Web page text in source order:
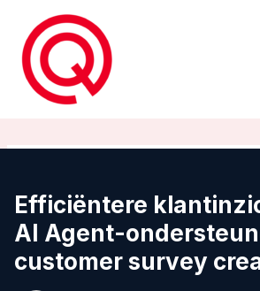
inhoud
Efficiëntere
AI Agent-
customer survey